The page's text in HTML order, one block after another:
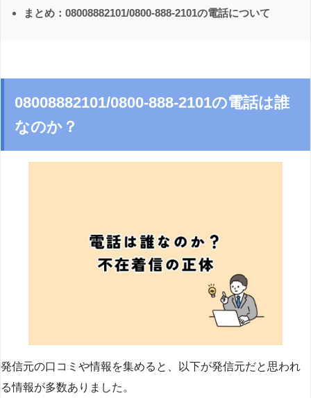
まとめ：08008882101/0800-888-2101の電話について
08008882101/0800-888-2101の電話は誰
なのか？
発信元の口コミや情報を集めると、以下が発信元だと思われ
る情報が多数ありました。